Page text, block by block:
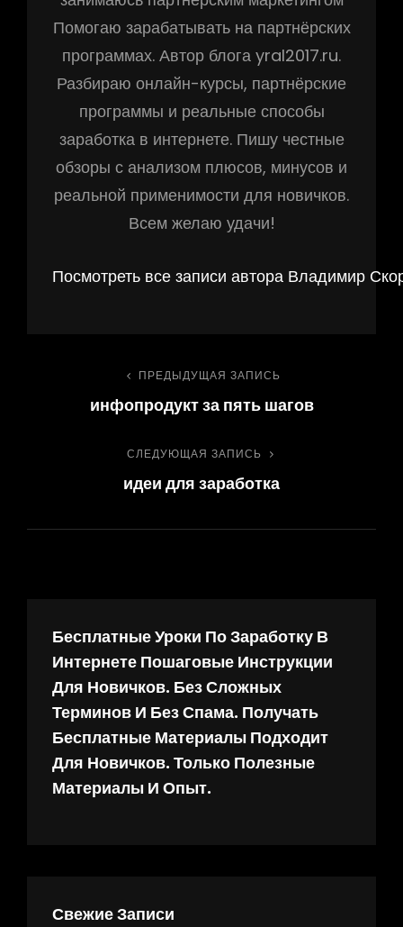
Помогаю зарабатывать на партнёрских
программах. Автор блога yral2017.ru.
Разбираю онлайн-курсы, партнёрские
программы и реальные способы
заработка в интернете. Пишу честные
обзоры с анализом плюсов, минусов и
реальной применимости для новичков.
Всем желаю удачи!
Посмотреть все записи автора Владимир
Навигация
записям
Предыдущая
запись
ПРЕДЫДУЩАЯ ЗАПИСЬ
инфопродукт за пять шагов
Следующая
запись
СЛЕДУЮЩАЯ ЗАПИСЬ
идеи для заработка
Бесплатные Уроки По Заработку В
Интернете Пошаговые Инструкции
Для Новичков. Без Сложных
Терминов И Без Спама. Получать
Бесплатные Материалы Подходит
Для Новичков. Только Полезные
Материалы И Опыт.
Свежие Записи